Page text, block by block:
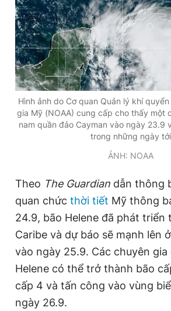
Đọc Thanh Niên trên điện thoại
Theo dõi báo trên
Hotline
0906 645 777
Liên hệ
0908 780
RSS Tòa
Tổng biên tập: Nguyễn Ngọc Toàn
Phó tổng biên tập: Lâm Hiếu Dũng
Phó tổng biên tập: Trần Việt Hưng
Tổng thư ký tòa soạn: Đức Trung
Giấy phép xuất bản số 110/GP - BTTTT
© 2003-2026 Bản quyền thuộc về Báo
chép dưới mọi hình thức nếu không có sự
Hình ảnh do Cơ quan Quản lý khí
gia Mỹ (NOAA) cung cấp cho thấy một
nam quần đảo Cayman vào ngày 23.9
trong những ngày tới
ẢNH: NOAA
Theo The Guardian dẫn thông
quan chức thời tiết Mỹ thông
24.9, bão Helene đã phát triển
Caribe và dự báo sẽ mạnh lên
vào ngày 25.9. Các chuyên gia
Helene có thể trở thành bão
cấp 4 và tấn công vào vùng
ngày 26.9.